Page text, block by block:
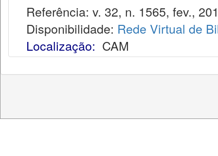
Referência: v. 32, n. 1565, fev.,
Disponibilidade: Rede Virtual de
Localização: CAM